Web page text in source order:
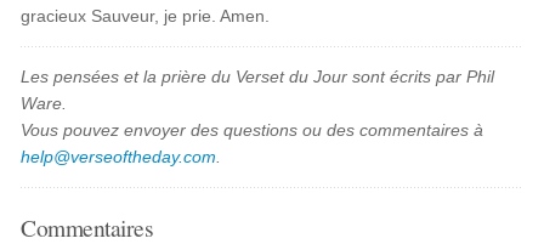
gracieux Sauveur, je prie. Amen.
Les pensées et la prière du Verset du Jour sont écrits par Phil
Ware.
Vous pouvez envoyer des questions ou des commentaires à
help@verseoftheday.com
Commentaires